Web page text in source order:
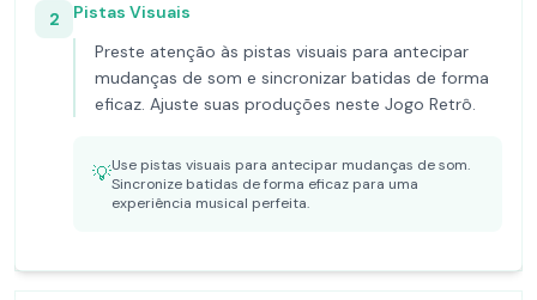
2
Pistas Visuais
Preste atenção às pistas visuais para antecipar
mudanças de som e sincronizar batidas de forma
eficaz. Ajuste suas produções neste Jogo Retrô.
💡Use pistas visuais para antecipar mudanças de som.
Sincronize batidas de forma eficaz para uma
experiência musical perfeita.